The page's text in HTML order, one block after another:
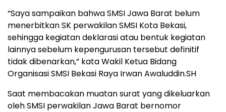
“Saya sampaikan bahwa SMSI Jawa Barat belum
menerbitkan SK perwakilan SMSI Kota Bekasi,
sehingga kegiatan deklarasi atau bentuk kegiatan
lainnya sebelum kepengurusan tersebut definitif
tidak dibenarkan,” kata Wakil Ketua Bidang
Organisasi SMSI Bekasi Raya Irwan Awaluddin.SH
Saat membacakan muatan surat yang dikeluarkan
oleh SMSI perwakilan Jawa Barat bernomor